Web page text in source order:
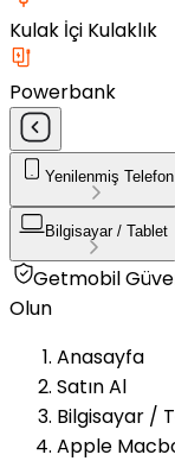
Kulak İçi Kulaklık
Powerbank
Yenilenmiş Telefon
Bilgisayar / Tablet
Getmobil
Olun
Anasayfa
Satın Al
Bilgisayar /
Apple